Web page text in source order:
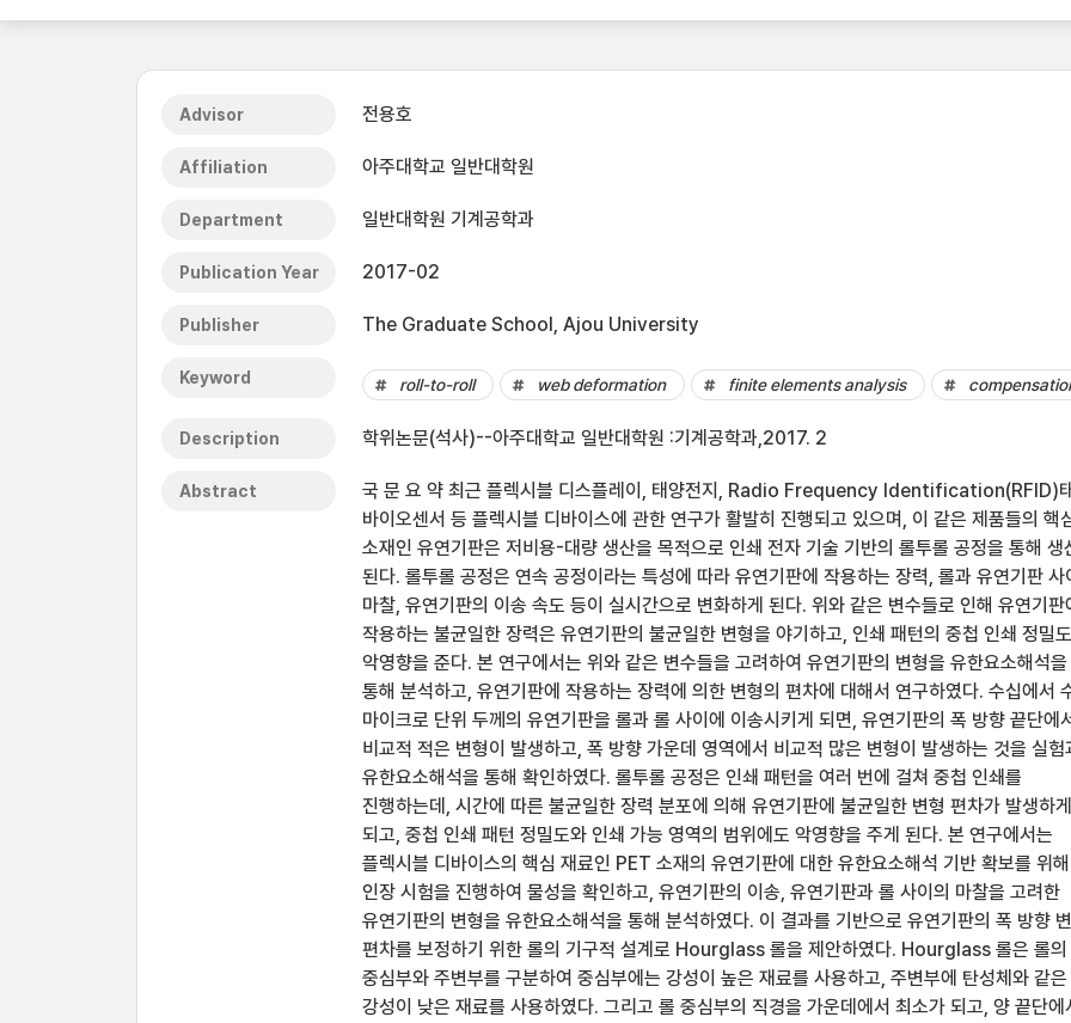
Advisor 전용호
Affiliation 아주대학교 일반대학원
Department 일반대학원 기계공학과
Publication Year 2017-02
Publisher The Graduate School, Ajou University
Keyword roll-to-roll web deformation finite elements analysis
Description 학위논문(석사)--아주대학교 일반대학원 :기계공학과,2017. 2
Abstract
국 문 요 약 최근 플렉시블 디스플레이, 태양전지, Radio Frequency Identification(RFID)
바이오센서 등 플렉시블 디바이스에 관한 연구가 활발히 진행되고 있으며, 이 같은 제품들의 핵
소재인 유연기판은 저비용-대량 생산을 목적으로 인쇄 전자 기술 기반의 롤투롤 공정을 통해 생
된다. 롤투롤 공정은 연속 공정이라는 특성에 따라 유연기판에 작용하는 장력, 롤과 유연기판 사
마찰, 유연기판의 이송 속도 등이 실시간으로 변화하게 된다. 위와 같은 변수들로 인해 유연기판
작용하는 불균일한 장력은 유연기판의 불균일한 변형을 야기하고, 인쇄 패턴의 중첩 인쇄 정밀
악영향을 준다. 본 연구에서는 위와 같은 변수들을 고려하여 유연기판의 변형을 유한요소해석을
통해 분석하고, 유연기판에 작용하는 장력에 의한 변형의 편차에 대해서 연구하였다. 수십에서
마이크로 단위 두께의 유연기판을 롤과 롤 사이에 이송시키게 되면, 유연기판의 폭 방향 끝단에
비교적 적은 변형이 발생하고, 폭 방향 가운데 영역에서 비교적 많은 변형이 발생하는 것을 실험
유한요소해석을 통해 확인하였다. 롤투롤 공정은 인쇄 패턴을 여러 번에 걸쳐 중첩 인쇄를
진행하는데, 시간에 따른 불균일한 장력 분포에 의해 유연기판에 불균일한 변형 편차가 발생하게
되고, 중첩 인쇄 패턴 정밀도와 인쇄 가능 영역의 범위에도 악영향을 주게 된다. 본 연구에서는
플렉시블 디바이스의 핵심 재료인 PET 소재의 유연기판에 대한 유한요소해석 기반 확보를 위해
인장 시험을 진행하여 물성을 확인하고, 유연기판의 이송, 유연기판과 롤 사이의 마찰을 고려한
유연기판의 변형을 유한요소해석을 통해 분석하였다. 이 결과를 기반으로 유연기판의 폭 방향
편차를 보정하기 위한 롤의 기구적 설계로 Hourglass 롤을 제안하였다. Hourglass 롤은 롤의
중심부와 주변부를 구분하여 중심부에는 강성이 높은 재료를 사용하고, 주변부에 탄성체와 같은
강성이 낮은 재료를 사용하였다. 그리고 롤 중심부의 직경을 가운데에서 최소가 되고, 양 끝단에